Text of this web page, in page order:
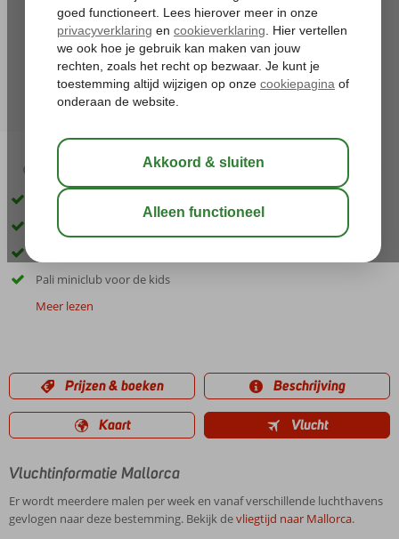
02:30 aug 30°C
In het hart van Calas de Mallorca
Gerenoveerde kamers
Pali miniclub voor de kids
Meer lezen
Prijzen & boeken Beschrijving
Kaart Vlucht
Vluchtinformatie Mallorca
Er wordt meerdere malen per week en vanaf verschillende luchthavens
gevlogen naar deze bestemming. Bekijk devliegtijd naar Mallorca.